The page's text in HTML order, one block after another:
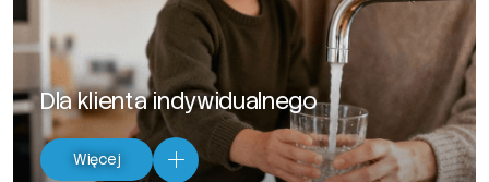
Dla klienta indywidualnego
Więcej